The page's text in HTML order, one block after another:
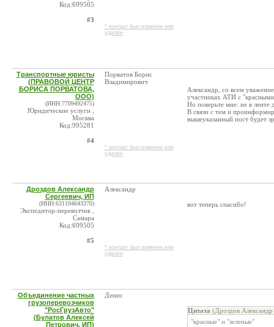
Код:699505
#3
* контакт был изменен или
удален
Транспортные юристы
(ПРАВОВОЙ ЦЕНТР
БОРИСА ПОРВАТОВА,
ООО)
(ИНН:7709492475)
Юридические услуги ,
Москва
Код:995281
#4
Порватов Борис
Владимирович
* контакт был изменен или
удален
Александр, со всем
участниках АТИ с
Но поверьте мне: не в ленте
В связи с тем и
вышеуказанный пост будет
Дроздов Александр
Сергеевич, ИП
(ИНН:631104643370)
Экспедитор-перевозчик ,
Самара
Код:699505
#5
Александр
* контакт был изменен или
удален
вот теперь спасибо!
Объединение частных
грузоперевозчиков
"РосГрузАвто"
(Булатов Алексей
Петрович, ИП)
Денис
Цитата (Дроздов
"красные" и "зеленые"